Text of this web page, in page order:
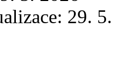
29.